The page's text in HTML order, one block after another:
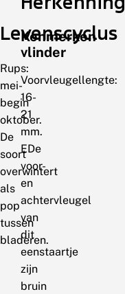
Levenscyclus
Rups:
mei-
begin
oktober.
De
soort
overwintert
als
pop
tussen
bladeren.
Kenmerken
vlinder
Voorvleugellengte:
16-
21
mm.
EDe
voor-
en
achtervleugel
van
dit
eenstaartje
zijn
bruin